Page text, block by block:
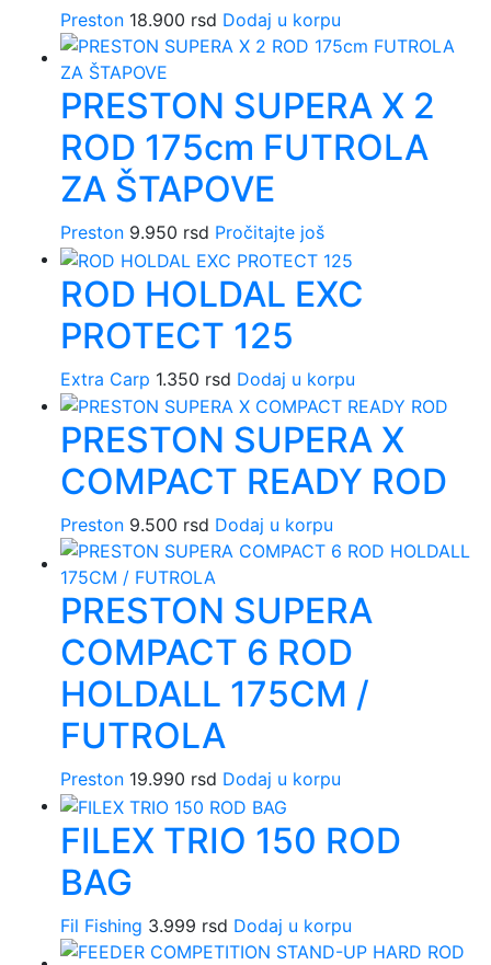
Preston 18.900 rsd Dodaj u korpu
PRESTON SUPERA X 2
ROD 175cm FUTROLA
ZA ŠTAPOVE
Preston 9.950 rsd Pročitajte još
ROD HOLDAL EXC
PROTECT 125
Extra Carp 1.350 rsd Dodaj u korpu
PRESTON SUPERA X
COMPACT READY ROD
Preston 9.500 rsd Dodaj u korpu
PRESTON SUPERA
COMPACT 6 ROD
HOLDALL 175CM /
FUTROLA
Preston 19.990 rsd Dodaj u korpu
FILEX TRIO 150 ROD
BAG
Fil Fishing 3.999 rsd Dodaj u korpu